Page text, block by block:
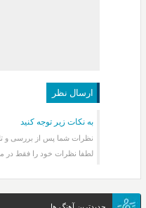
به نکات زیر توجه کنید
نظرات شما پس از بررسی و
لطفا نظرات خود را فقط در